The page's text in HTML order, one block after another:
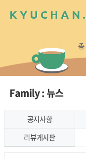
K Y U C H A N .
좀
Family : 뉴스
공지사항
리뷰게시판